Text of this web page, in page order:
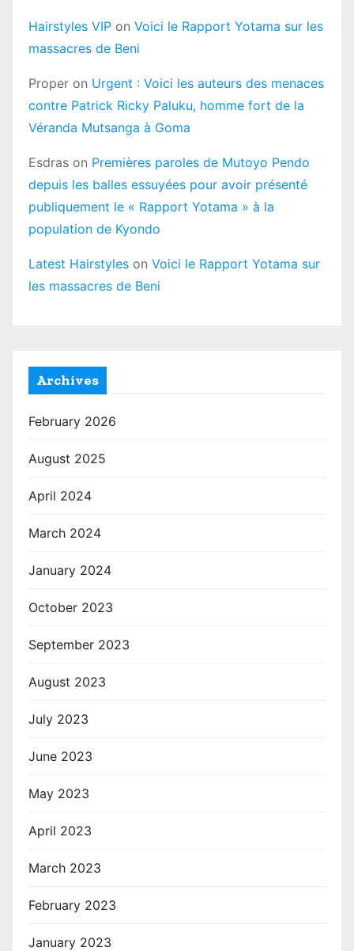
Hairstyles VIP on Voici le Rapport Yotama sur les
massacres de Beni
Proper on Urgent : Voici les auteurs des menaces
contre Patrick Ricky Paluku, homme fort de la
Véranda Mutsanga à Goma
Esdras on Premières paroles de Mutoyo Pendo
depuis les balles essuyées pour avoir présenté
publiquement le « Rapport Yotama » à la
population de Kyondo
Latest Hairstyles on Voici le Rapport Yotama sur
les massacres de Beni
Archives
February 2026
August 2025
April 2024
March 2024
January 2024
October 2023
September 2023
August 2023
July 2023
June 2023
May 2023
April 2023
March 2023
February 2023
January 2023